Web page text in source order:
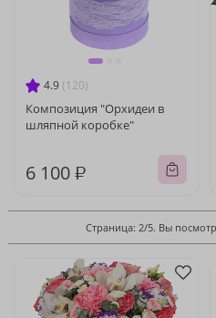
4.9 (120)
Композиция "Орхидеи в
шляпной коробке"
6 100 ₽
Страница: 2/5. Вы